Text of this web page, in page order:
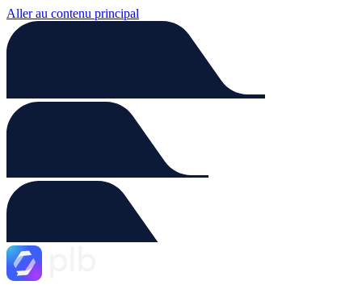
Aller au contenu principal